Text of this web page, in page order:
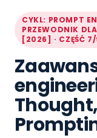
CYKL: PROMPT
PRZEWODNIK
[2026] · CZĘŚĆ 7/